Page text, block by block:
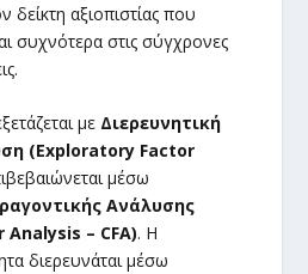
δείκτη αξιοπιστίας που
συχνότερα στις σύγχρονες
με Διερευνητική
(Exploratory Factor
μέσω
Ανάλυσης
– CFA). Η
διερευνάται μέσω